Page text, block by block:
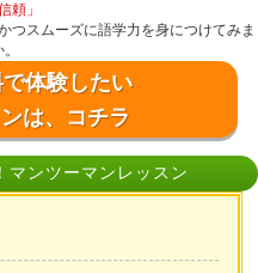
頼」
つスムーズに語学力を身につけてみま
体験したい
は、コチラ
マンツーマンレッスン